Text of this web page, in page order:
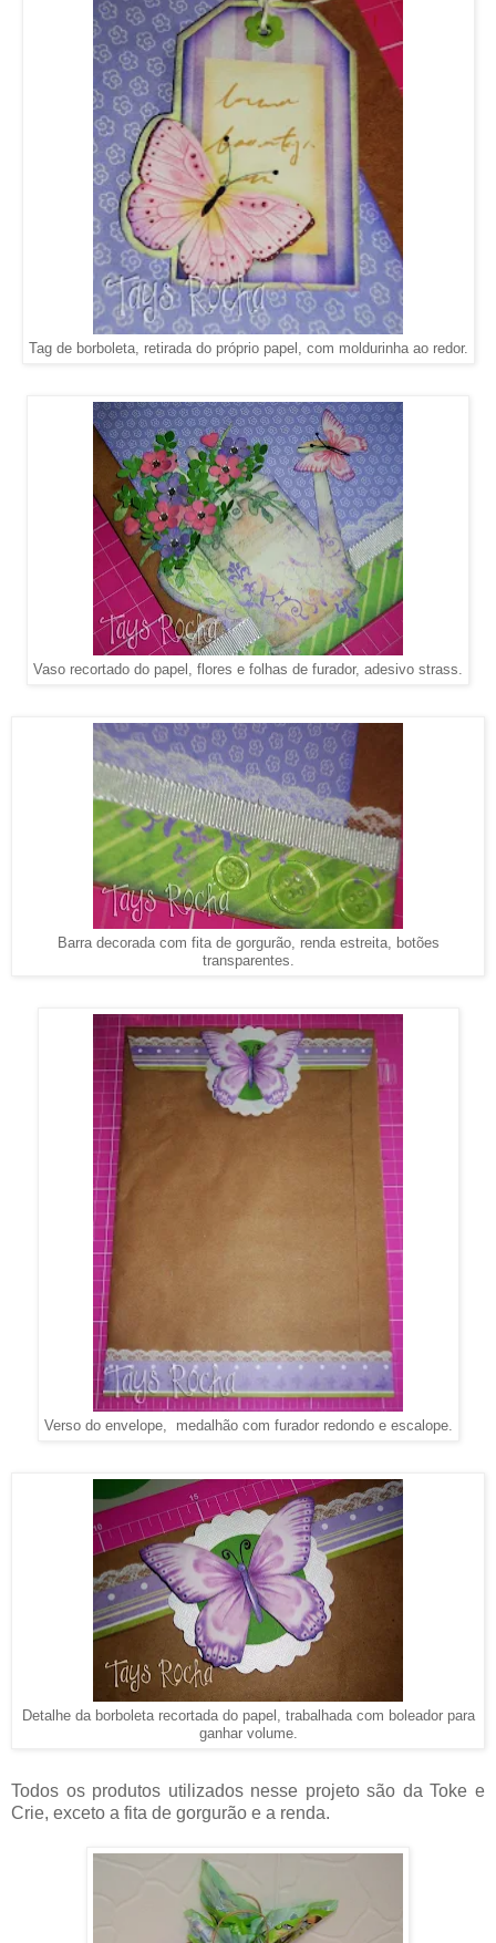
Tag de borboleta, retirada do próprio papel, com moldurinha ao redor.
Vaso recortado do papel, flores e folhas de furador, adesivo strass.
Barra decorada com fita de gorgurão, renda estreita, botões
transparentes.
Verso do envelope, medalhão com furador redondo e escalope.
Detalhe da borboleta recortada do papel, trabalhada com boleador para
ganhar volume.
Todos os produtos utilizados nesse projeto são da Toke e
Crie, exceto a fita de gorgurão e a renda.